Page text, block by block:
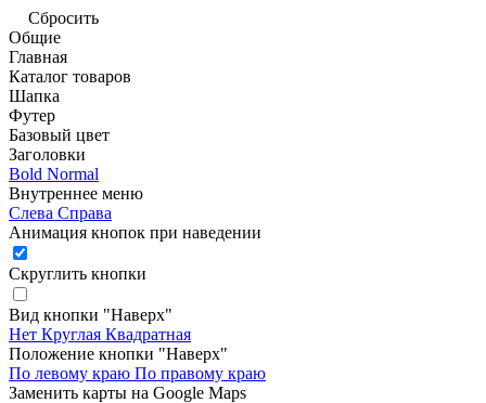
Сбросить
Общие
Главная
Каталог товаров
Шапка
Футер
Базовый цвет
Заголовки
Bold Normal
Внутреннее меню
Слева Справа
Анимация кнопок при наведении
Скруглить кнопки
Вид кнопки "Наверх"
Нет Круглая Квадратная
Положение кнопки "Наверх"
По левому краю По правому краю
Заменить карты на Google Maps